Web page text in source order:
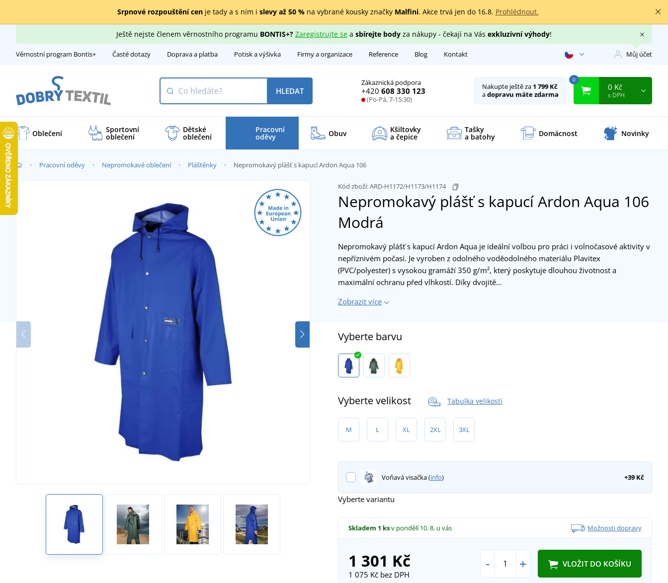
Srpnové rozpouštění cenje tady a s ním i slevy až 50 %na vybrané kousky značky Malfini. Akce trvá jen do 16.8. Prohlédnout.
Ještě nejste členem věrnostního programu BONTIS+? Zaregistrujte sea sbírejte bodyza nákupy - čekají na Vás exkluzivní výhody!
Věrnostní program Bontis+ Časté dotazy Doprava a platba Potisk a výšivka Firmy a organizace Reference Blog Kontakt Můj účet
Zákaznická podpora
+420 608 330 123
(Po-Pá, 7-15:30)
HLEDAT Nakupte ještě za 1 799 Kč
adopravu máte zdarma
0
0 Kč
s DPH
Oblečení Sportovní
oblečení
Dětské
oblečení
Pracovní
oděvy Obuv Kšiltovky
a čepice
Tašky
a batohy Domácnost Novinky
Pracovní oděvy Nepromokavé oblečení Pláštěnky Nepromokavý plášť s kapucí Ardon Aqua 106
Kód zboží:ARD-H1172/H1173/H1174
Nepromokavý plášť s kapucí Ardon Aqua 106
Modrá
Nepromokavý plášť s kapucí Ardon Aqua je ideální volbou pro práci i volnočasové aktivity v
nepříznivém počasí. Je vyroben z odolného voděodolného materiálu Plavitex
(PVC/polyester) s vysokou gramáží 350 g/m², který poskytuje dlouhou životnost a
maximální ochranu před vlhkostí. Díky dvojitě…
Zobrazit více
Vyberte barvu
Vyberte velikost Tabulka velikostí
M L XL 2XL 3XL
Voňavá visačka (info) +39 Kč
Vyberte variantu
Skladem 1 ksv pondělí 10. 8. u vás Možnosti dopravy
1 301 Kč
1 075 Kčbez DPH
- + VLOŽIT DO KOŠÍKU